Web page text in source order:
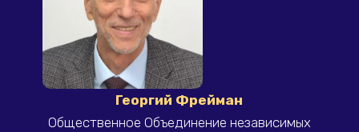
Светлана Тимченко
ООО "Маркетинг от Тимченко"